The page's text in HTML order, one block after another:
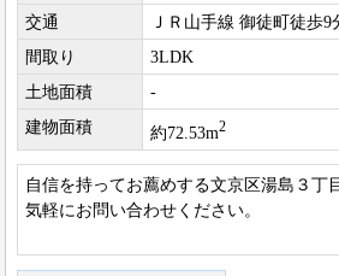
交通
ＪＲ山手線 御徒町徒歩9
間取り
3LDK
土地面積
-
建物面積
約72.53m2
自信を持ってお薦めする文京区湯島３丁
気軽にお問い合わせください。